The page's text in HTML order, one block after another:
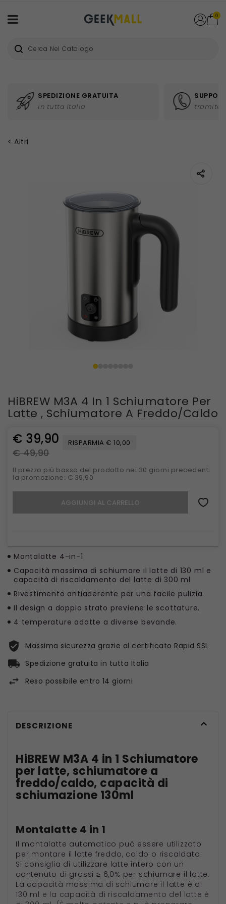
0
SPEDIZIONE GRATUITA
in tutta Italia tramite
Altri
HiBREW M3A 4 In 1 Schiumatore Per
Latte , Schiumatore A Freddo/caldo
€ 39,90
€ 49,90
RISPARMIA € 10,00
Il prezzo più basso del prodotto nei 30 giorni precedenti
la promozione: € 39,90
AGGIUNGI AL CARRELLO
Montalatte 4-in-1
Capacità massima di schiumare il latte di 130 ml e
capacità di riscaldamento del latte di 300 ml
Rivestimento antiaderente per una facile pulizia.
Il design a doppio strato previene le scottature.
4 temperature adatte a diverse bevande.
Massima sicurezza grazie al certificato Rapid SSL
Spedizione gratuita in tutta Italia
Reso possibile entro 14 giorni
DESCRIZIONE 
HiBREW M3A 4 in 1 Schiumatore
per latte, schiumatore a
freddo/caldo, capacità di
schiumazione 130ml
Montalatte 4 in 1
Il montalatte automatico può essere utilizzato
per montare il latte freddo, caldo o riscaldato.
Si consiglia di utilizzare latte intero con un
contenuto di grassi ≥ 6,0% per schiumare il latte.
La capacità massima di schiumare il latte è di
130 ml e la capacità di riscaldamento del latte è